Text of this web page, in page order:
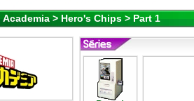
Academia > Hero's Chips > Part 1